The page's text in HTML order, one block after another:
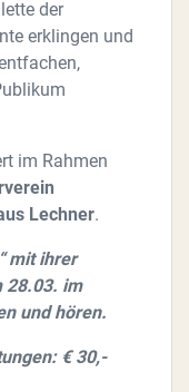
der
erklingen und
im Rahmen
Lechner.
mit ihrer
28.03. im
und hören.
€ 30,-